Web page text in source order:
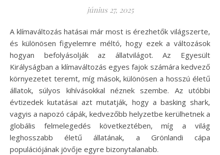
június 27, 2025
A klímaváltozás hatásai már most is érezhetők világszerte,
és különösen figyelemre méltó, hogy ezek a változások
hogyan befolyásolják az állatvilágot. Az Egyesült
Királyságban a klímaváltozás egyes fajok számára kedvező
környezetet teremt, míg mások, különösen a hosszú életű
állatok, súlyos kihívásokkal néznek szembe. Az utóbbi
évtizedek kutatásai azt mutatják, hogy a basking shark,
vagyis a napozó cápák, kedvezőbb helyzetbe kerülhetnek a
globális felmelegedés következtében, míg a világ
leghosszabb életű állatának, a Grönlandi cápa
populációjának jövője egyre bizonytalanabb.